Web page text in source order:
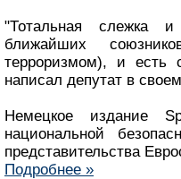
"Тотальная слежка
ближайших
терроризмом), и есть
написал депутат в
Немецкое издание
национальной
представительства
Подробнее »